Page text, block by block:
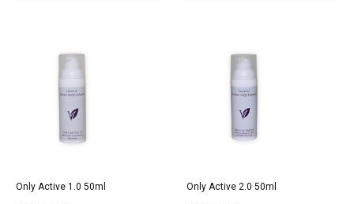
Only Active 1.0 50ml Only Active 2.0 50ml